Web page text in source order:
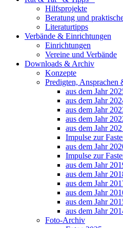
Hilfsprojekte
Beratung und
Literaturtipps
Verbände & Einrichtungen
Einrichtungen
Vereine und Verbände
Downloads & Archiv
Konzepte
Predigten, Ansprachen
aus dem Jahr
aus dem Jahr
aus dem Jahr
aus dem Jahr
aus dem Jahr
Impulse zur
aus dem Jahr
Impulse zur
aus dem Jahr
aus dem Jahr
aus dem Jahr
aus dem Jahr
aus dem Jahr
aus dem Jahr
Foto-Archiv